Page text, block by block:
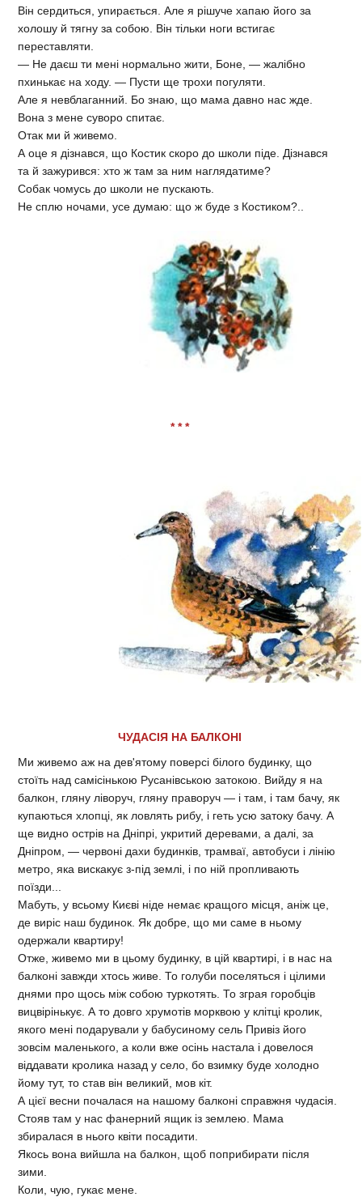
Він сердиться, упирається. Але я рішуче хапаю його за
холошу й тягну за собою. Він тільки ноги встигає
переставляти.
— Не даєш ти мені нормально жити, Боне, — жалібно
пхинькає на ходу. — Пусти ще трохи погуляти.
Але я невблаганний. Бо знаю, що мама давно нас жде.
Вона з мене суворо спитає.
Отак ми й живемо.
А оце я дізнався, що Костик скоро до школи піде. Дізнався
та й зажурився: хто ж там за ним наглядатиме?
Собак чомусь до школи не пускають.
Не сплю ночами, усе думаю: що ж буде з Костиком?..
* * *
ЧУДАСІЯ НА БАЛКОНІ
Ми живемо аж на дев'ятому поверсі білого будинку, що
стоїть над самісінькою Русанівською затокою. Вийду я на
балкон, гляну ліворуч, гляну праворуч — і там, і там бачу, як
купаються хлопці, як ловлять рибу, і геть усю затоку бачу. А
ще видно острів на Дніпрі, укритий деревами, а далі, за
Дніпром, — червоні дахи будинків, трамваї, автобуси і лінію
метро, яка вискакує з-під землі, і по ній пропливають
поїзди...
Мабуть, у всьому Києві ніде немає кращого місця, аніж це,
де виріс наш будинок. Як добре, що ми саме в ньому
одержали квартиру!
Отже, живемо ми в цьому будинку, в цій квартирі, і в нас на
балконі завжди хтось живе. То голуби поселяться і цілими
днями про щось між собою туркотять. То зграя горобців
вицвірінькує. А то довго хрумотів морквою у клітці кролик,
якого мені подарували у бабусиному сель Привіз його
зовсім маленького, а коли вже осінь настала і довелося
віддавати кролика назад у село, бо взимку буде холодно
йому тут, то став він великий, мов кіт.
А цієї весни почалася на нашому балконі справжня чудасія.
Стояв там у нас фанерний ящик із землею. Мама
збиралася в нього квіти посадити.
Якось вона вийшла на балкон, щоб поприбирати після
зими.
Коли, чую, гукає мене.